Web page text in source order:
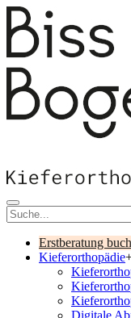
Skip
to
content
Erstberatung
Kieferorthopädie
Digitale